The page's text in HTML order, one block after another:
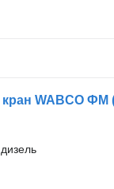
дизель